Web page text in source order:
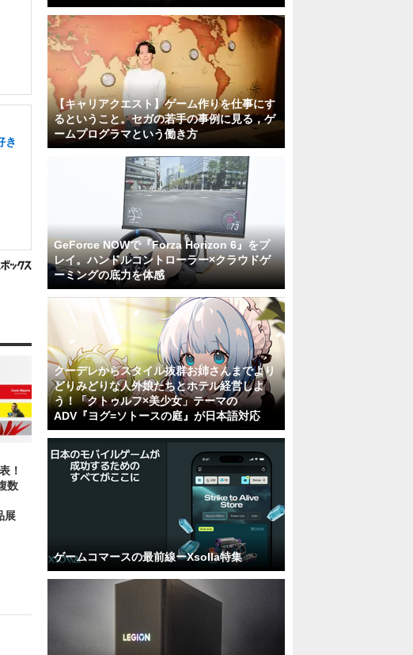
き
！
数
展
【キャリアクエスト】ゲーム作りを仕事にす
るということ。セガの若手の事例に見る，ゲ
ームプログラマという働き方
GeForce NOWで『Forza Horizon 6』をプ
レイ。ハンドルコントローラー×クラウドゲ
ーミングの底力を体感
クーデレからスタイル抜群お姉さんまでより
どりみどりな人外娘たちとホテル経営しよ
う！「クトゥルフ×美少女」テーマの
ADV『ヨグ=ソトースの庭』が日本語対応
ゲームコマースの最前線ーXsolla特集